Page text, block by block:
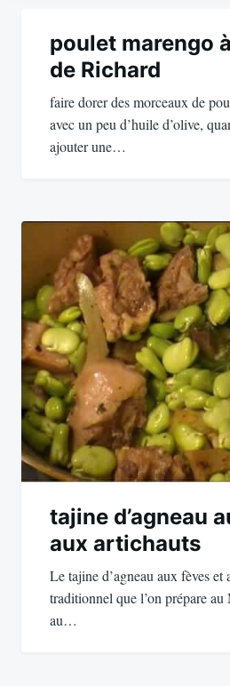
l’article
poulet marengo
de Richard
faire dorer des morceaux de
avec un peu d’huile d’olive,
ajouter une…
tajine d’agneau
aux artichauts
Le tajine d’agneau aux fèves et
traditionnel que l’on prépare
au…